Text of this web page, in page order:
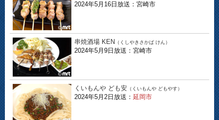
2024年5月16日放送：宮崎市
串焼酒場 KEN （くしやきさかば けん）
2024年5月9日放送：宮崎市
くいもんや ども安 （くいもんや どもやす）
2024年5月2日放送： 延岡市